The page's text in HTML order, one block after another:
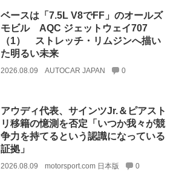
ベースは「7.5L V8でFF」のオールズ
モビル AQC ジェットウェイ707
（1） ストレッチ・リムジンへ描い
た明るい未来
2026.08.09 AUTOCAR JAPAN 0
アウディ代表、サインツJr.＆ピアスト
リ移籍の憶測を否定「いつか我々が競
争力を持てるという認識になっている
証拠」
2026.08.09 motorsport.com 日本版 0